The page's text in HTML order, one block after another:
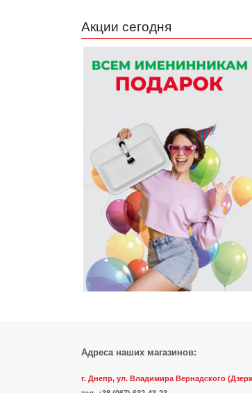
Акции сегодня
Адреса наших магазинов:
г. Днепр, ул. Владимира Вернадского